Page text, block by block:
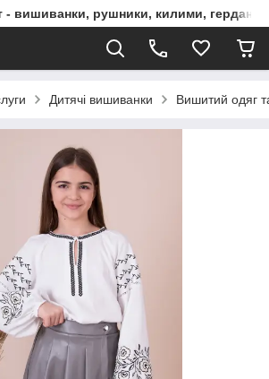
- вишиванки, рушники, килими, гердани,
Дитячі вишиванки Вишитий одяг